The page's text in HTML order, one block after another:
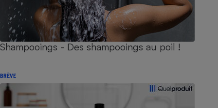
Shampooings - Des shampooings au poil !
BRÈVE